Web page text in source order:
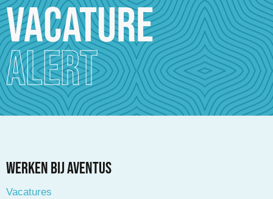
Vacature
Alert
Werken bij Aventus
Vacatures